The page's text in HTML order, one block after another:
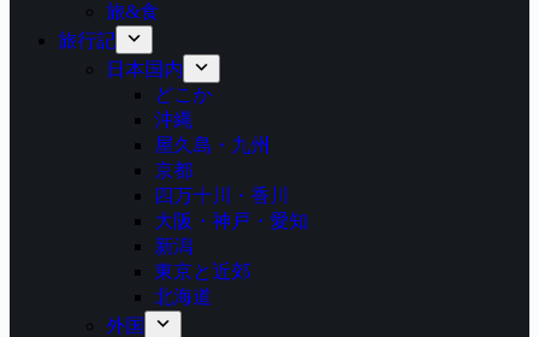
旅&食
旅行記
日本国内
どこか
沖縄
屋久島・九州
京都
四万十川・香川
大阪・神戸・愛知
新潟
東京と近郊
北海道
外国